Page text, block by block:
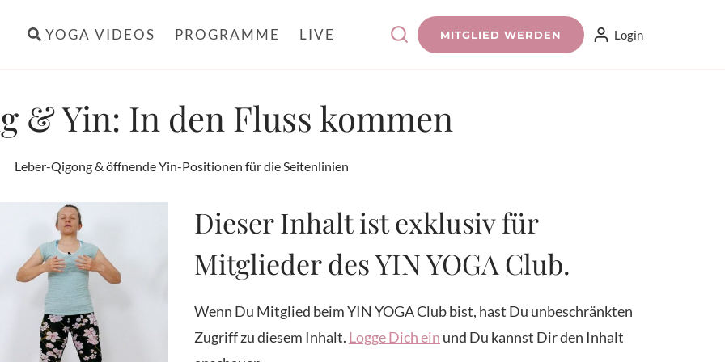
YOGA VIDEOS PROGRAMME LIVE MITGLIED WERDEN Login
& Yin: In den Fluss kommen
Leber-Qigong & öffnende Yin-Positionen für die Seitenlinien
Dieser Inhalt ist exklusiv für
Mitglieder des YIN YOGA Club.
Wenn Du Mitglied beim YIN YOGA Club bist, hast Du unbeschränkten
Zugriff zu diesem Inhalt. Logge Dich ein und Du kannst Dir den Inhalt